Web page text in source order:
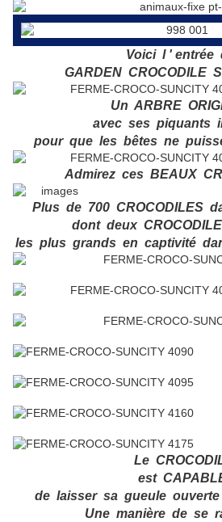
Voici l ' entrée
GARDEN CROCODILE
Un ARBRE
avec ses piquants
pour que les bêtes ne
Admirez ces BEAUX
Plus de 700 CROCODILES
dont deux
les plus grands en captivité
Le
est
de laisser sa gueule
Une manière de se